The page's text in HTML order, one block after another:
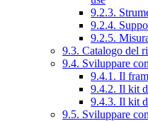
9.2.3.
9.2.4.
9.2.5.
9.3. Catalogo del
9.4. Sviluppare
9.4.1. Il
9.4.2. Il kit
9.4.3. Il kit
9.5. Sviluppare